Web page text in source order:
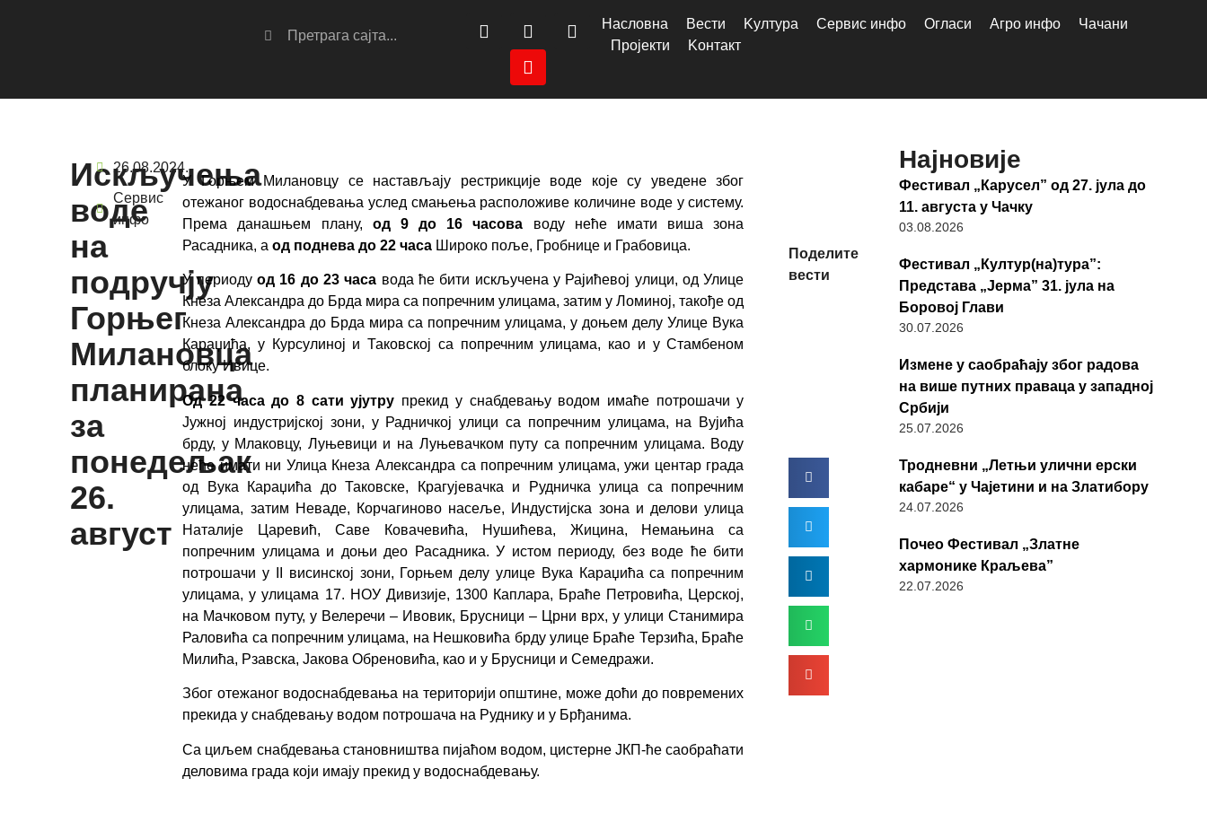
Насловна Вести Kултура Сервис инфо Огласи Агро инфо
Чачани
Пројекти
Kонтакт
Искључења
воде
на
подручју
Горњег
Милановца
планирана
за
понедељак
26.
август
26.08.2024.
Сервис
инфо
У Горњем Милановцу се настављају рестрикције воде које су уведене због
отежаног водоснабдевања услед смањења расположиве количине воде у систему.
Према данашњем плану, од 9 до 16 часова воду неће имати виша зона
Расадника, аод поднева до 22 часа Широко поље, Гробнице и Грабовица.
У периоду од 16 до 23 часа вода ће бити искључена у Рајићевој улици, од Улице
Кнеза Александра до Брда мира са попречним улицама, затим у Ломиној, такође од
Кнеза Александра до Брда мира са попречним улицама, у доњем делу Улице Вука
Караџића, у Курсулиној и Таковској са попречним улицама, као и у Стамбеном
блоку Ивице.
Од 22 часа до 8 сати ујутру прекид у снабдевању водом имаће потрошачи у
Јужној индустријској зони, у Радничкој улици са попречним улицама, на Вујића
брду, у Млаковцу, Луњевици и на Луњевачком путу са попречним улицама. Воду
неће имати ни Улица Кнеза Александра са попречним улицама, ужи центар града
од Вука Караџића до Таковске, Крагујевачка и Рудничка улица са попречним
улицама, затим Неваде, Корчагиново насеље, Индустијска зона и делови улица
Наталије Царевић, Саве Ковачевића, Нушићева, Жицина, Немањина са
попречним улицама и доњи део Расадника. У истом периоду, без воде ће бити
потрошачи у II висинској зони, Горњем делу улице Вука Караџића са попречним
улицама, у улицама 17. НОУ Дивизије, 1300 Каплара, Браће Петровића, Церској,
на Мачковом путу, у Велеречи – Ивовик, Брусници – Црни врх, у улици Станимира
Раловића са попречним улицама, на Нешковића брду улице Браће Терзића, Браће
Милића, Рзавска, Јакова Обреновића, као и у Брусници и Семедражи.
Због отежаног водоснабдевања на територији општине, може доћи до повремених
прекида у снабдевању водом потрошача на Руднику и у Брђанима.
Са циљем снабдевања становништва пијаћом водом, цистерне ЈКП-ће саобраћати
деловима града који имају прекид у водоснабдевању.
Поделите
вести
Најновије
Фестивал „Карусел” од 27. јула до
11. августа у Чачку
03.08.2026
Фестивал „Култур(на)тура”:
Представа „Јерма” 31. јула на
Боровој Глави
30.07.2026
Измене у саобраћају због радова
на више путних праваца у западној
Србији
25.07.2026
Тродневни „Летњи улични ерски
кабаре“ у Чајетини и на Златибору
24.07.2026
Почео Фестивал „Златне
хармонике Краљева”
22.07.2026